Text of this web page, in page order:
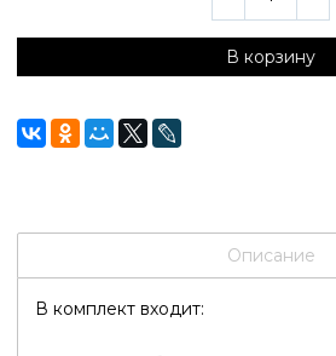
В корзину
Описание
В комплект входит: